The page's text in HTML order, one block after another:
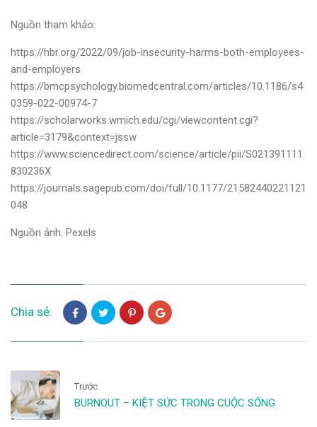
Nguồn tham khảo:
https://hbr.org/2022/09/job-insecurity-harms-both-employees-
and-employers
https://bmcpsychology.biomedcentral.com/articles/10.1186/s4
0359-022-00974-7
https://scholarworks.wmich.edu/cgi/viewcontent.cgi?
article=3179&context=jssw
https://www.sciencedirect.com/science/article/pii/S021391111
830236X
https://journals.sagepub.com/doi/full/10.1177/21582440221121
048
Nguồn ảnh: Pexels
Chia sẻ:
Trước
BURNOUT – KIỆT SỨC TRONG CUỘC SỐNG